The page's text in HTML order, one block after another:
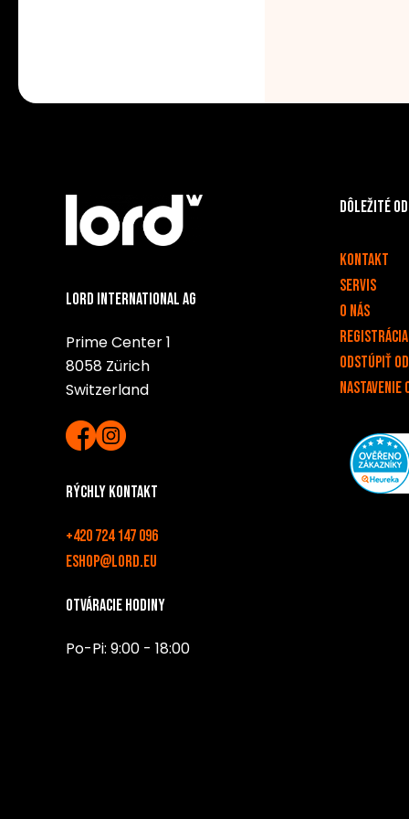
Lord International AG
Prime Center 1
8058 Zürich
Switzerland
Rýchly kontakt
+420 724 147 096
eshop@lord.eu
Otváracie hodiny
Po-Pi: 9:00 - 18:00
Dôležité
Kontakt
Servis
O nás
Odstúpiť
Nastavenie